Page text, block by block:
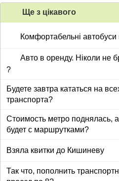
Ще з цiкавого
Комфортабельні автобуси
Авто в оренду. Ніколи не
?
Будете завтра кататься на
транспорта?
Стоимость метро поднялась, а как думаете что
будет с маршрутками?
Взяла квитки до Кишиневу
Так что, пополнить